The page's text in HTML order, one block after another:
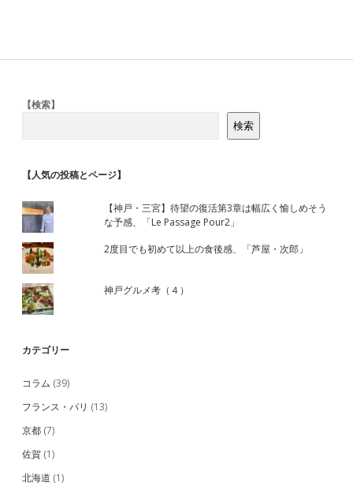
Sidebar
【検索】
検索
【人気の投稿とページ】
【神戸・三宮】待望の復活第3章は幅広く愉しめそう
な予感、「Le Passage Pour2」
2度目でも初めて以上の食後感、「芦屋・次郎」
神戸グルメ考（４）
カテゴリー
コラム (39)
フランス・パリ (13)
京都 (7)
佐賀 (1)
北海道 (1)